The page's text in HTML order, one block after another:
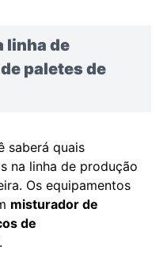
linha de
paletes de
saberá quais
na linha de produção
Os equipamentos
misturador de
de
.